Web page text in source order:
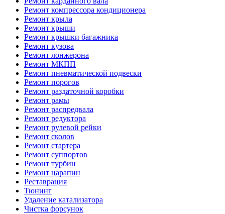
Ремонт компрессора кондиционера
Ремонт крыла
Ремонт крыши
Ремонт крышки багажника
Ремонт кузова
Ремонт лонжерона
Ремонт МКПП
Ремонт пневматической подвески
Ремонт порогов
Ремонт раздаточной коробки
Ремонт рамы
Ремонт распредвала
Ремонт редуктора
Ремонт рулевой рейки
Ремонт сколов
Ремонт стартера
Ремонт суппортов
Ремонт турбин
Ремонт царапин
Реставрация
Тюнинг
Удаление катализатора
Чистка форсунок